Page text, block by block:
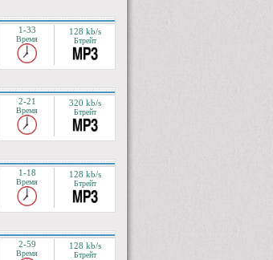
1-33
Время
128 kb/s
Бтрейт
2-21
Время
320 kb/s
Бтрейт
1-18
Время
128 kb/s
Бтрейт
2-59
Время
128 kb/s
Бтрейт